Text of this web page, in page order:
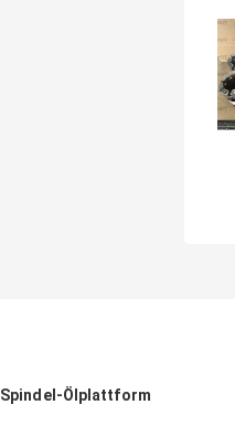
Spindel-Ölplattform